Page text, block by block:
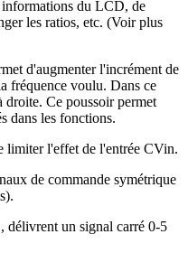
du LCD, de
les ratios, etc. (Voir plus
d'augmenter l'incrément de
fréquence voulu. Dans ce
droite. Ce poussoir permet
dans les fonctions.
limiter l'effet de l'entrée CVin.
de commande symétrique
délivrent un signal carré 0-5